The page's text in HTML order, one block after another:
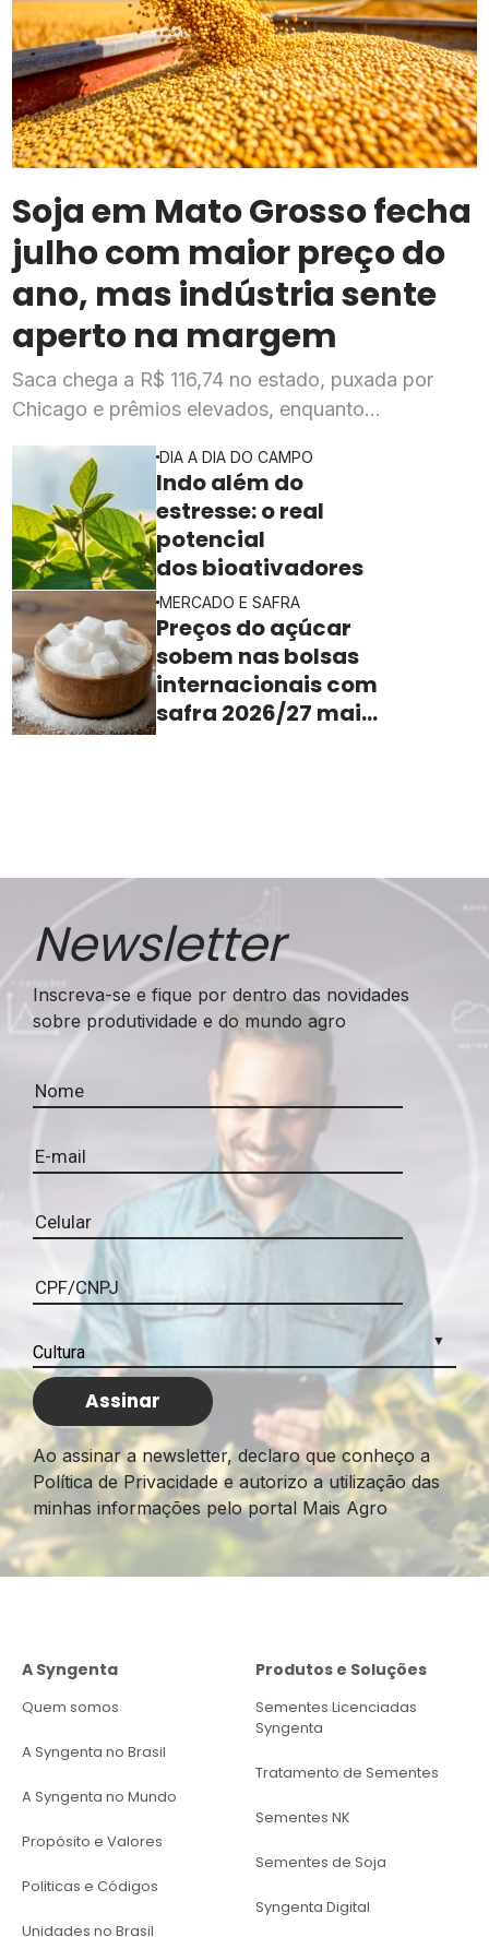
Soja em Mato Grosso fecha
julho com maior preço do
ano, mas indústria sente
aperto na margem
Saca chega a R$ 116,74 no estado, puxada por
Chicago e prêmios elevados, enquanto
rentabilidade
DIA A DIA DO CAMPO
Indo além do
estresse: o real
potencial
dos bioativadores
MERCADO E SAFRA
Preços do açúcar
sobem nas bolsas
internacionais com
safra 2026/27 mais
Newsletter
Inscreva-se e fique por dentro das novidades
sobre produtividade e do mundo agro
Ao assinar a newsletter, declaro que conheço a
Política de Privacidade e autorizo a utilização das
minhas informações pelo portal Mais Agro
A Syngenta
Quem somos
A Syngenta no Brasil
A Syngenta no Mundo
Propósito e Valores
Politicas e Códigos
Unidades no Brasil
Produtos e Soluções
Sementes Licenciadas
Syngenta
Tratamento de Sementes
Sementes NK
Sementes de Soja
Syngenta Digital